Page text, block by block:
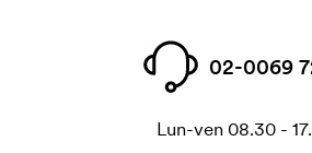
02-0069
Lun-ven 08.30 -